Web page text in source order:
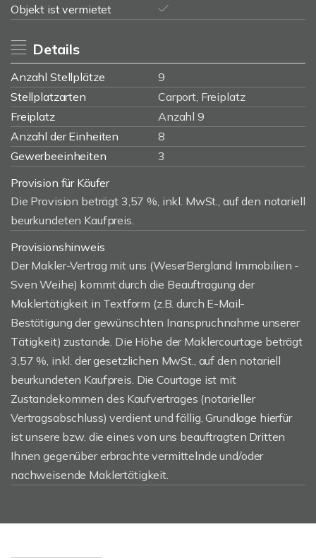
Objekt ist vermietet
Details
Anzahl Stellplätze
9
Stellplatzarten
Carport, Freiplatz
Freiplatz
Anzahl 9
Anzahl der Einheiten
8
Gewerbeeinheiten
3
Provision für Käufer
Die Provision beträgt 3,57 %, inkl. MwSt., auf den notariell
beurkundeten Kaufpreis.
Provisionshinweis
Der Makler-Vertrag mit uns (WeserBergland Immobilien -
Sven Weihe) kommt durch die Beauftragung der
Maklertätigkeit in Textform (z.B. durch E-Mail-
Bestätigung der gewünschten Inanspruchnahme unserer
Tätigkeit) zustande. Die Höhe der Maklercourtage beträgt
3,57 %, inkl. der gesetzlichen MwSt., auf den notariell
beurkundeten Kaufpreis. Die Courtage ist mit
Zustandekommen des Kaufvertrages (notarieller
Vertragsabschluss) verdient und fällig. Grundlage hierfür
ist unsere bzw. die eines von uns beauftragten Dritten
Ihnen gegenüber erbrachte vermittelnde und/oder
nachweisende Maklertätigkeit.